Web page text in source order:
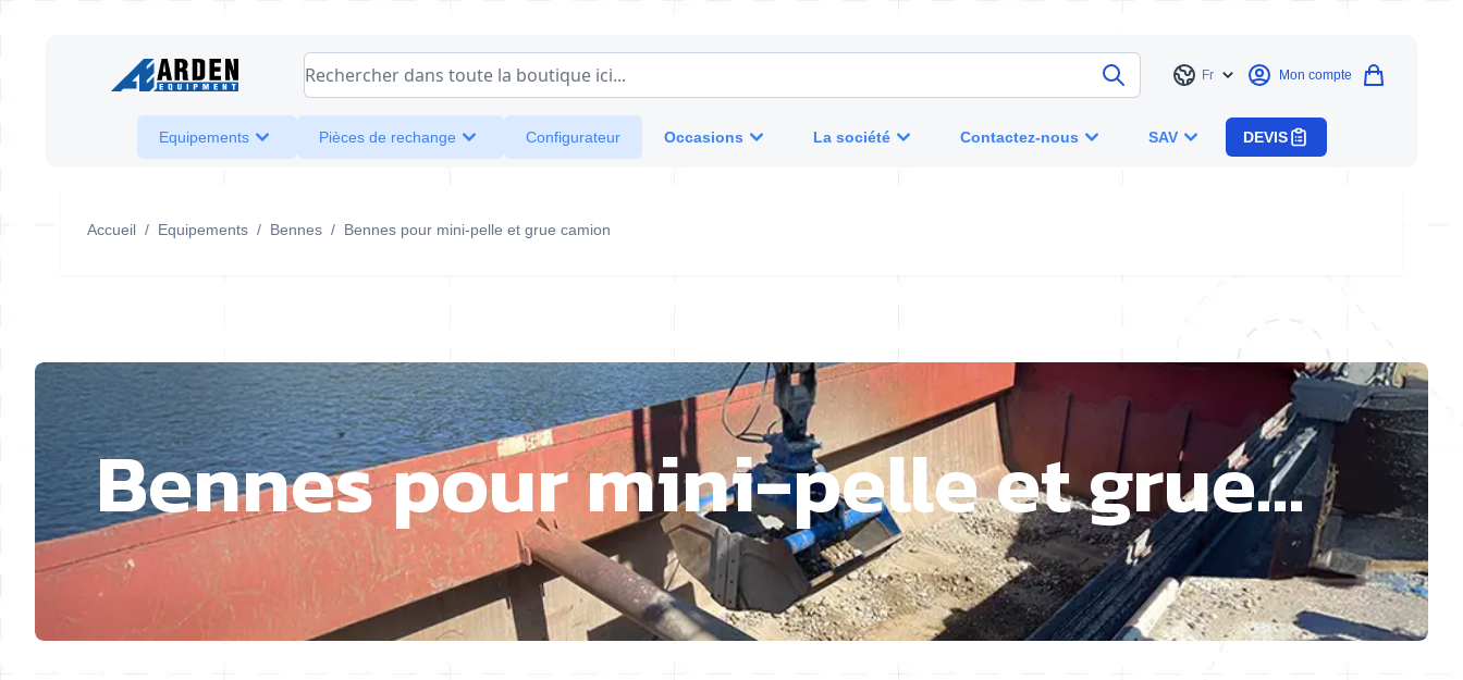
Rechercher dans toute la boutique ici...
Langue
Fr Mon compte
Equipements Pièces de rechange Configurateur Occasions La société Contactez-nous SAV DEVIS
Accueil / Equipements / Bennes / Bennes pour mini-pelle et grue camion
Bennes pour mini-pelle et grue
camion